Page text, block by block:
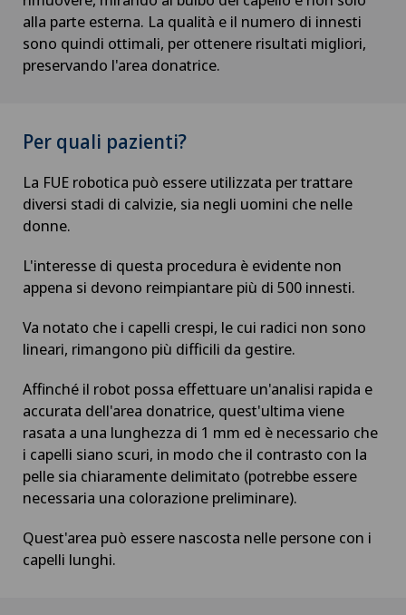
alla parte esterna. La qualità e il numero di innesti
sono quindi ottimali, per ottenere risultati migliori,
preservando l'area donatrice.
Per quali pazienti?
La FUE robotica può essere utilizzata per trattare
diversi stadi di calvizie, sia negli uomini che nelle
donne.
L'interesse di questa procedura è evidente non
appena si devono reimpiantare più di 500 innesti.
Va notato che i capelli crespi, le cui radici non sono
lineari, rimangono più difficili da gestire.
Affinché il robot possa effettuare un'analisi rapida e
accurata dell'area donatrice, quest'ultima viene
rasata a una lunghezza di 1 mm ed è necessario che
i capelli siano scuri, in modo che il contrasto con la
pelle sia chiaramente delimitato (potrebbe essere
necessaria una colorazione preliminare).
Quest'area può essere nascosta nelle persone con i
capelli lunghi.